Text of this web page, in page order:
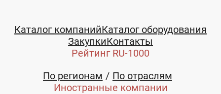
Каталог компанийКаталог оборудования
ЗакупкиКонтакты
Рейтинг RU-1000
По регионам
По отраслям
Иностранные компании